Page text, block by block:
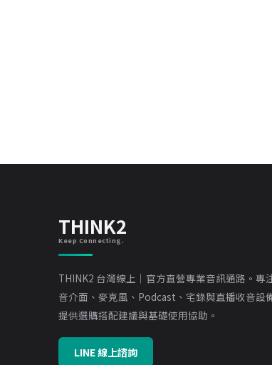
THINK2
Keep Connecting.
THINK2 台灣線上｜官方直營專業音訊通路。專
音介面、麥克風、Podcast、宅錄與直播收音設
提供選購搭配建議與基礎使用協助。
LINE 線上諮詢